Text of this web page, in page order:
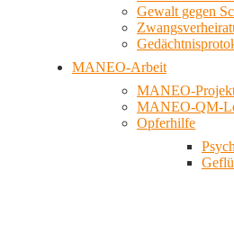
Gewalt gegen
MANEO-Arbeit
MANEO-
MANEO-QM-
Opferhilfe